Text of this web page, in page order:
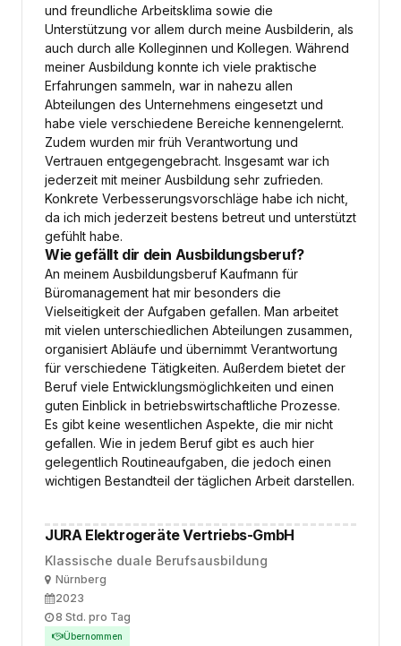
und freundliche Arbeitsklima sowie die
Unterstützung vor allem durch meine Ausbilderin, als
auch durch alle Kolleginnen und Kollegen. Während
meiner Ausbildung konnte ich viele praktische
Erfahrungen sammeln, war in nahezu allen
Abteilungen des Unternehmens eingesetzt und
habe viele verschiedene Bereiche kennengelernt.
Zudem wurden mir früh Verantwortung und
Vertrauen entgegengebracht. Insgesamt war ich
jederzeit mit meiner Ausbildung sehr zufrieden.
Konkrete Verbesserungsvorschläge habe ich nicht,
da ich mich jederzeit bestens betreut und unterstützt
gefühlt habe.
Wie gefällt dir dein Ausbildungsberuf?
An meinem Ausbildungsberuf Kaufmann für
Büromanagement hat mir besonders die
Vielseitigkeit der Aufgaben gefallen. Man arbeitet
mit vielen unterschiedlichen Abteilungen zusammen,
organisiert Abläufe und übernimmt Verantwortung
für verschiedene Tätigkeiten. Außerdem bietet der
Beruf viele Entwicklungsmöglichkeiten und einen
guten Einblick in betriebswirtschaftliche Prozesse.
Es gibt keine wesentlichen Aspekte, die mir nicht
gefallen. Wie in jedem Beruf gibt es auch hier
gelegentlich Routineaufgaben, die jedoch einen
wichtigen Bestandteil der täglichen Arbeit darstellen.
JURA Elektrogeräte Vertriebs-GmbH
Klassische duale Berufsausbildung
OrtNürnberg
Ausbildungsbeginn
2023
Arbeitszeit
8 Std. pro Tag
Übernommen